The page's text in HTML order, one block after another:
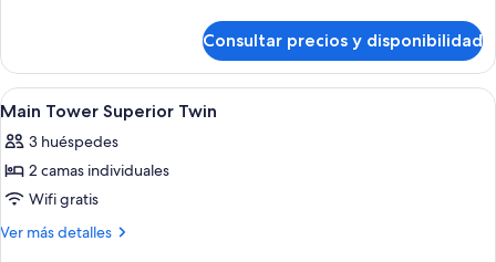
Tower
Superior
Double
Consultar precios y disponibilidad
Abrir
todas
las
fotos
de
Main
Habitación de hotel con dos camas,
3
Main Tower Superior Twin
3 huéspedes
2 camas individuales
Wifi gratis
Ver más detalles
Más